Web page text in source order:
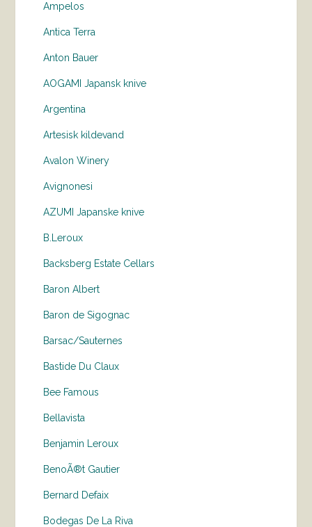
Ampelos
Antica Terra
Anton Bauer
AOGAMI Japansk knive
Argentina
Artesisk kildevand
Avalon Winery
Avignonesi
AZUMI Japanske knive
B.Leroux
Backsberg Estate Cellars
Baron Albert
Baron de Sigognac
Barsac/Sauternes
Bastide Du Claux
Bee Famous
Bellavista
Benjamin Leroux
BenoÃ®t Gautier
Bernard Defaix
Bodegas De La Riva